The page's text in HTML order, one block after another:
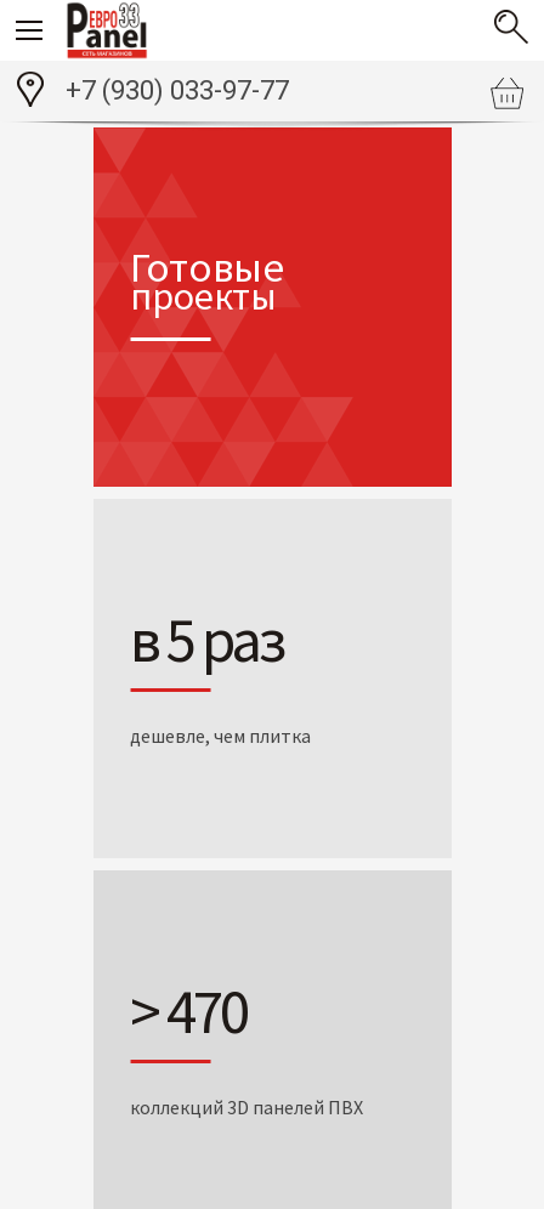
+7 (930) 033-97-77
Готовые
проекты
в 5 раз
дешевле, чем плитка
> 470
коллекций 3D панелей ПВХ